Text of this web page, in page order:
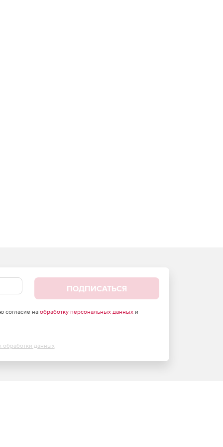
ПОДПИСАТЬСЯ
согласие на обработку персональных данныхи
обработки данных